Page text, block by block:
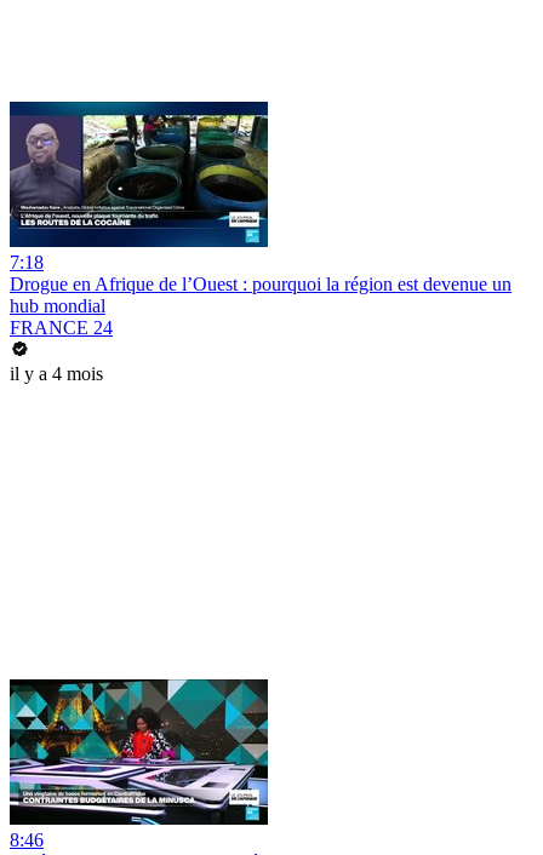
7:18
Drogue en Afrique de l’Ouest : pourquoi la région est devenue un
hub mondial
FRANCE 24
il y a 4 mois
8:46